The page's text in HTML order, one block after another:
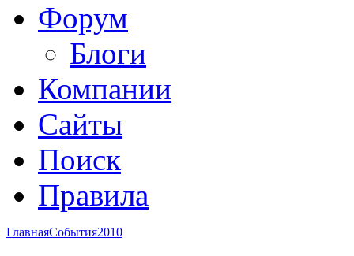
Форум
Блоги
Компании
Сайты
Поиск
Правила
ГлавнаяСобытия2010